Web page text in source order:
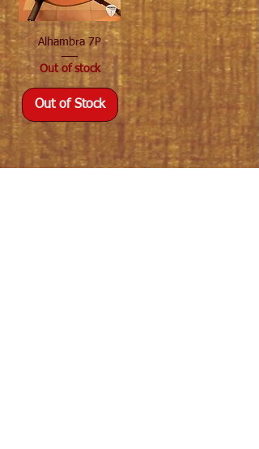
Alhambra 7P
Out of stock
Out of Stock